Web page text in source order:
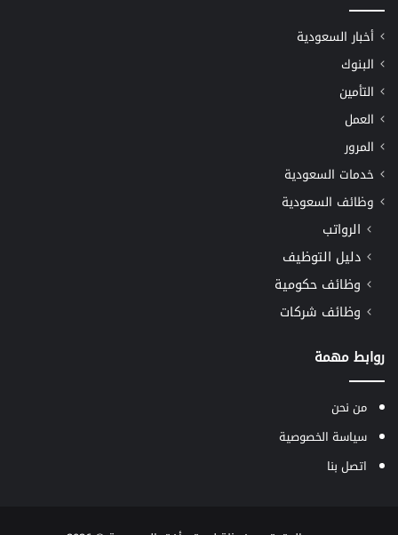
أخبار السعودية
البنوك
التأمين
العمل
المرور
خدمات السعودية
وظائف السعودية
الرواتب
دليل التوظيف
وظائف حكومية
وظائف شركات
روابط مهمة
من نحن
سياسة الخصوصية
اتصل بنا